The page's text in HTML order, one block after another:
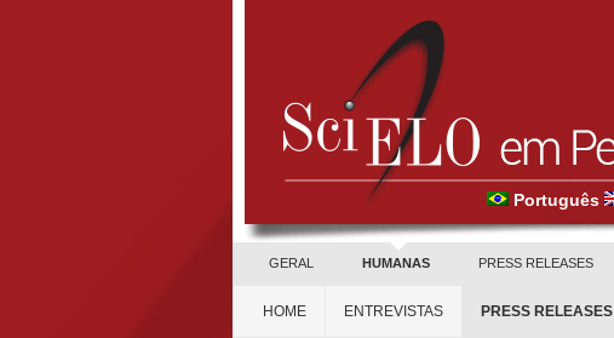
Português
GERAL HUMANAS PRESS RELEASES
HOME ENTREVISTAS PRESS RELEASES